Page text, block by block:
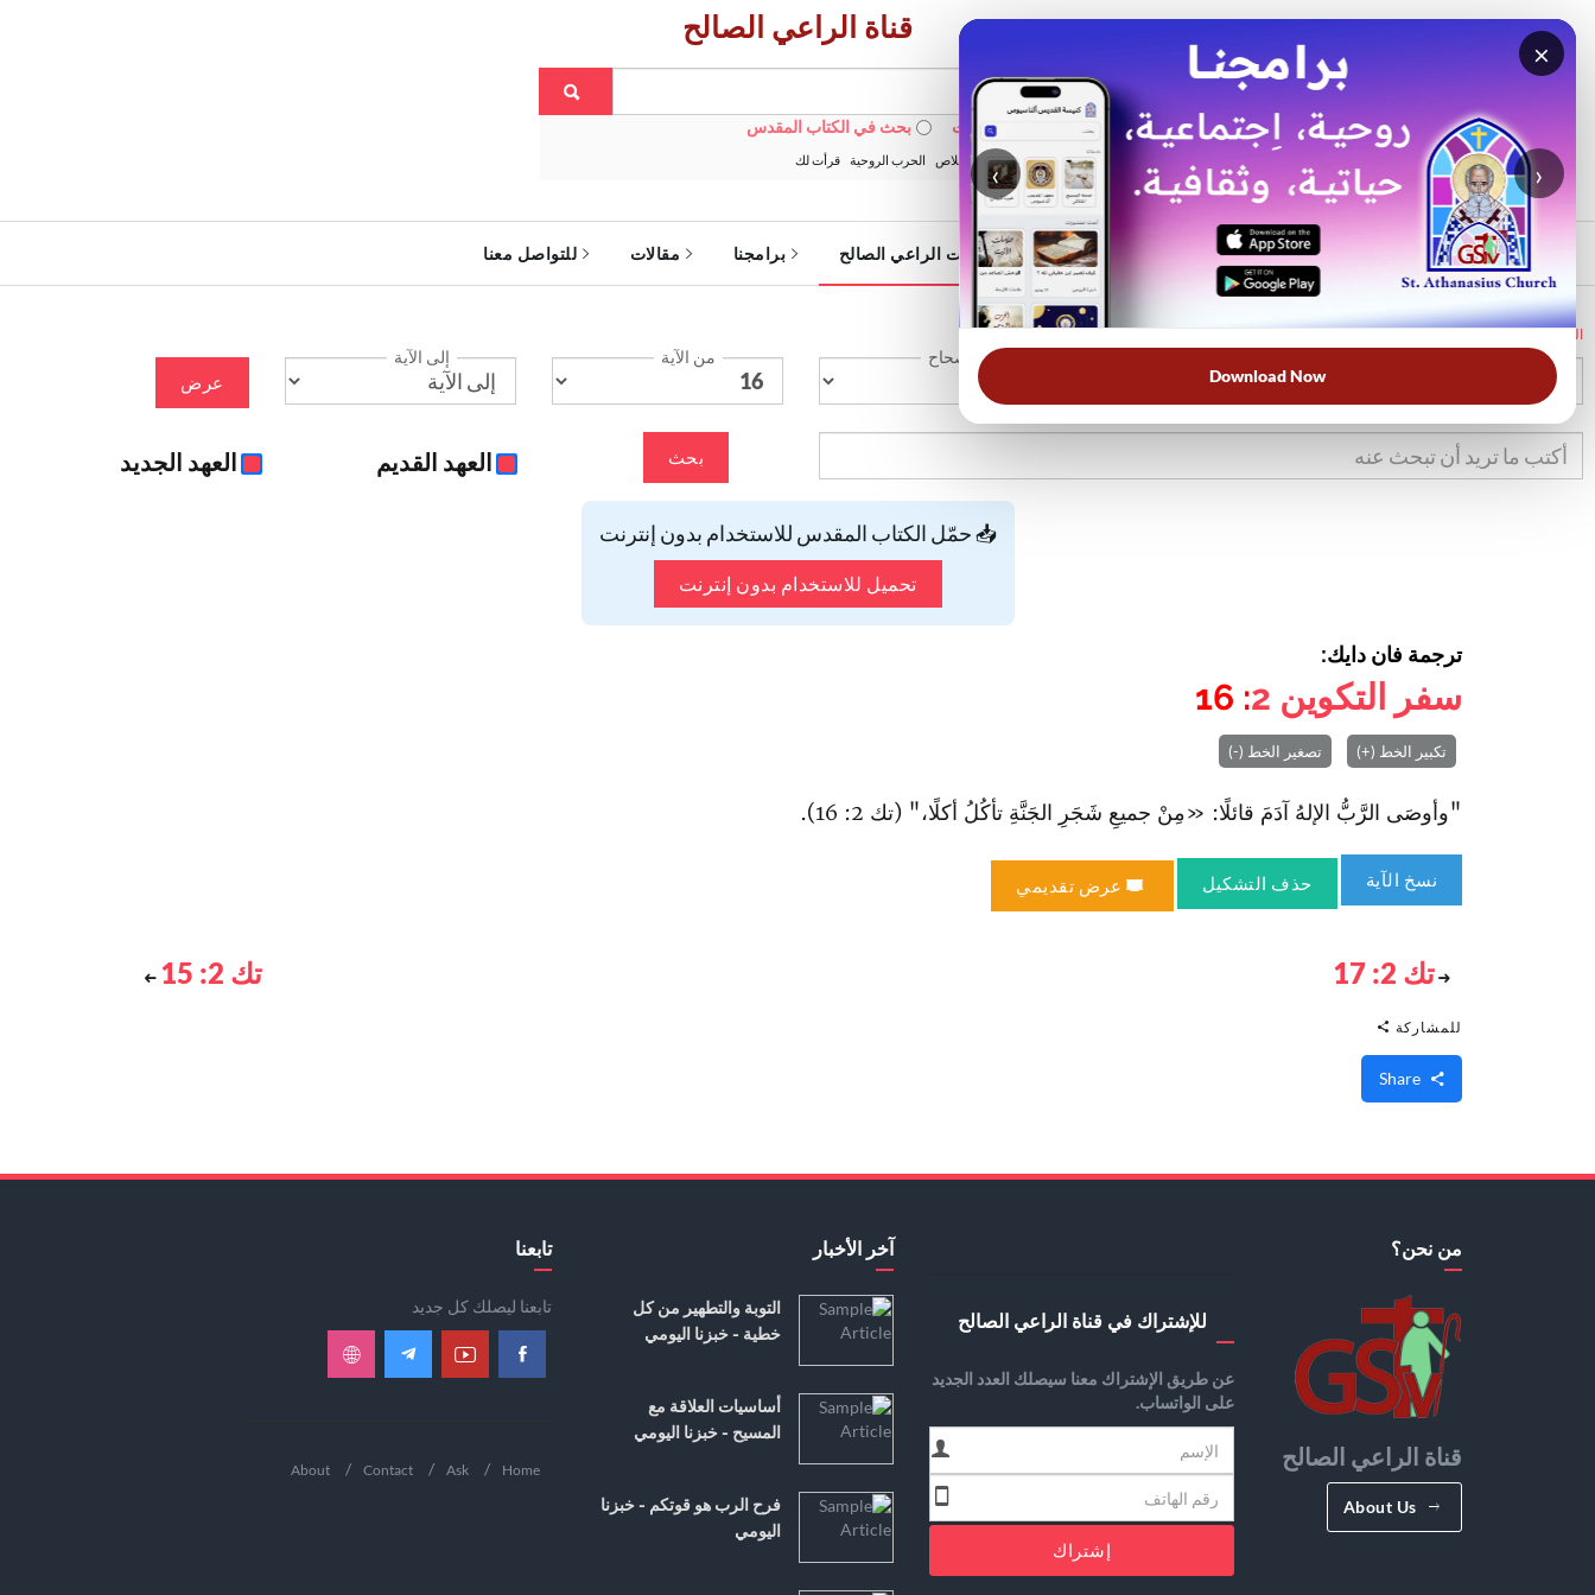
×
‹ ›
Download Now
قناة الراعي الصالح
بحث في الويبسايت بحث في الكتاب المقدس
الأكثر بحثًا: خبزنا اليومي الخلاص الحرب الروحية قرأت لك
الرئيسية خدمات الراعي الصالح برامجنا مقالات للتواصل معنا
الرئيسية
الإصحاح من الآية إلى الآية
عرض
بحث العهد القديم العهد الجديد
📥 حمّل الكتاب المقدس للاستخدام بدون إنترنت
تحميل للاستخدام بدون إنترنت
ترجمة فان دايك:
سفر التكوين 2
: 16
تكبير الخط (+) تصغير الخط (-)
"وأوصَى الرَّبُّ الإلهُ آدَمَ قائلًا: «مِنْ جميعِ شَجَرِ الجَنَّةِ تأكُلُ أكلًا،" (تك 2: 16).
نسخ الآية حذف التشكيل عرض تقديمي
تك 2: 17 تك 2: 15
للمشاركة
من نحن؟
قناة الراعي الصالح
About Us
للإشتراك في قناة الراعي الصالح
عن طريق الإشتراك معنا سيصلك العدد الجديد
على الواتساب.
إشتراك
آخر الأخبار
التوبة والتطهير من كل
خطية - خبزنا اليومي
أساسيات العلاقة مع
المسيح - خبزنا اليومي
فرح الرب هو قوتكم - خبزنا
اليومي
تابعنا
تابعنا ليصلك كل جديد
Home
Ask
Contact
About